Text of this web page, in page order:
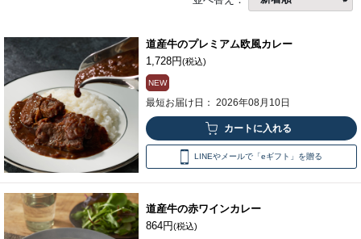
道産牛のプレミアム欧風カレー
1,728円(税込)
NEW
最短お届け日： 2026年08月10日
LINEやメールで「eギフト」を贈る
道産牛の赤ワインカレー
864円(税込)